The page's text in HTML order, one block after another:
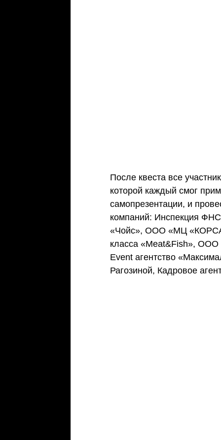
После квеста все
которой каждый смог
самопрезентации, и
компаний: Инспекция
«Чойс», ООО «МЦ
класса «Meat&Fish»,
Event агентство
Рагозиной, Кадровое